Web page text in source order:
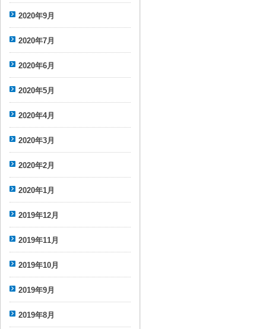
2020年9月
2020年7月
2020年6月
2020年5月
2020年4月
2020年3月
2020年2月
2020年1月
2019年12月
2019年11月
2019年10月
2019年9月
2019年8月